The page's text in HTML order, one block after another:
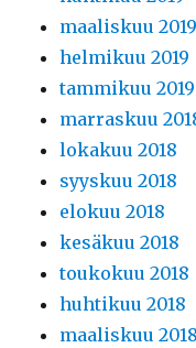
maaliskuu 2019
helmikuu 2019
tammikuu 2019
marraskuu
lokakuu 2018
syyskuu 2018
elokuu 2018
kesäkuu 2018
toukokuu 2018
huhtikuu 2018
maaliskuu 2018